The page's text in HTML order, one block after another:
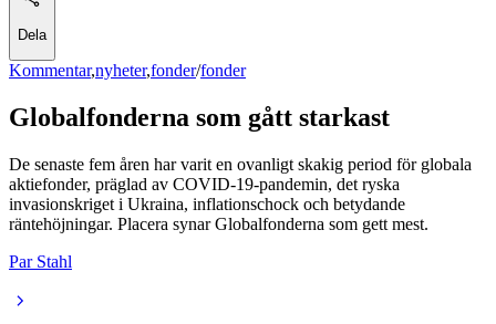
Dela
Kommentar,nyheter,fonder/fonder
Globalfonderna som gått starkast
De senaste fem åren har varit en ovanligt skakig period för globala
aktiefonder, präglad av COVID-19-pandemin, det ryska
invasionskriget i Ukraina, inflationschock och betydande
räntehöjningar. Placera synar Globalfonderna som gett mest.
Par Stahl